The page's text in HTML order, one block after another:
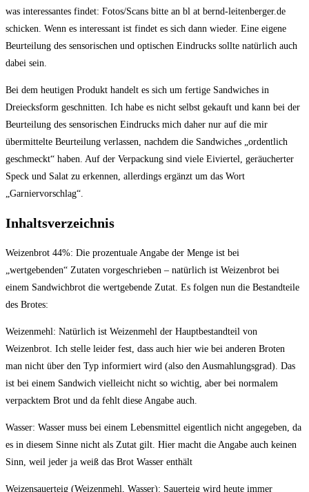
was interessantes findet: Fotos/Scans bitte an bl at bernd-leitenberger.de
schicken. Wenn es interessant ist findet es sich dann wieder. Eine eigene
Beurteilung des sensorischen und optischen Eindrucks sollte natürlich auch
dabei sein.
Bei dem heutigen Produkt handelt es sich um fertige Sandwiches in
Dreiecksform geschnitten. Ich habe es nicht selbst gekauft und kann bei der
Beurteilung des sensorischen Eindrucks mich daher nur auf die mir
übermittelte Beurteilung verlassen, nachdem die Sandwiches „ordentlich
geschmeckt“ haben. Auf der Verpackung sind viele Eiviertel, geräucherter
Speck und Salat zu erkennen, allerdings ergänzt um das Wort
„Garniervorschlag“.
Inhaltsverzeichnis
Weizenbrot 44%: Die prozentuale Angabe der Menge ist bei
„wertgebenden“ Zutaten vorgeschrieben – natürlich ist Weizenbrot bei
einem Sandwichbrot die wertgebende Zutat. Es folgen nun die Bestandteile
des Brotes:
Weizenmehl: Natürlich ist Weizenmehl der Hauptbestandteil von
Weizenbrot. Ich stelle leider fest, dass auch hier wie bei anderen Broten
man nicht über den Typ informiert wird (also den Ausmahlungsgrad). Das
ist bei einem Sandwich vielleicht nicht so wichtig, aber bei normalem
verpacktem Brot und da fehlt diese Angabe auch.
Wasser: Wasser muss bei einem Lebensmittel eigentlich nicht angegeben, da
es in diesem Sinne nicht als Zutat gilt. Hier macht die Angabe auch keinen
Sinn, weil jeder ja weiß das Brot Wasser enthält
Weizensauerteig (Weizenmehl, Wasser): Sauerteig wird heute immer